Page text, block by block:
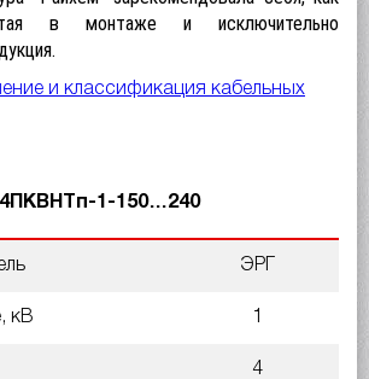
в монтаже и исключительно
и классификация кабельных
4ПКВНТп-1-150…240
ЭРГ
кВ 1
4